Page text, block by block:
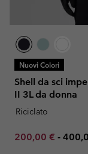
Nuovi Colori
Shell da sci
II 3L da donna
Riciclato
Minimum sale
200,00 € -